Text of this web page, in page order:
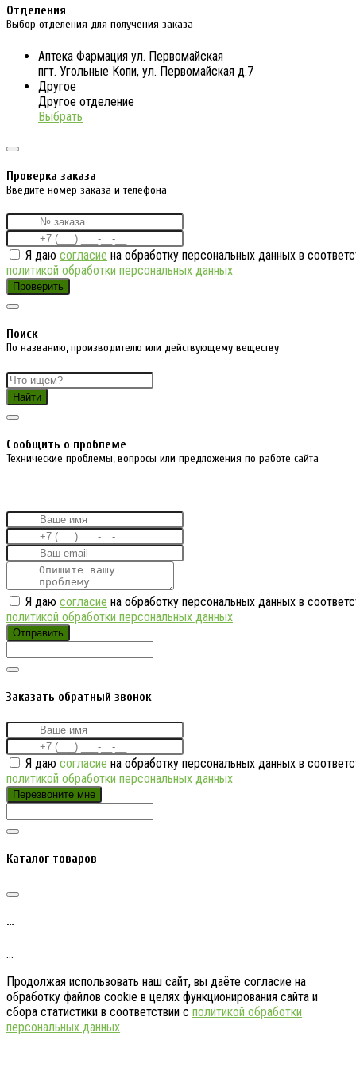
Отделения
Выбор отделения для получения заказа
Аптека Фармация ул. Первомайская
пгт. Угольные Копи, ул. Первомайская д.7
Другое
Другое отделение
Выбрать
Проверка заказа
Введите номер заказа и телефона
Я даю согласие на обработку персональных данных в
политикой обработки персональных данных
Проверить
Поиск
По названию, производителю или действующему веществу
Найти
Cообщить о проблеме
Технические проблемы, вопросы или предложения по работе сайта
Я даю согласие на обработку персональных данных в
политикой обработки персональных данных
Отправить
Заказать обратный звонок
Я даю согласие на обработку персональных данных в
политикой обработки персональных данных
Перезвоните мне
Каталог товаров
…
…
Продолжая использовать наш сайт, вы даёте согласие на
обработку файлов cookie в целях функционирования сайта и
сбора статистики в соответствии с политикой обработки
персональных данных